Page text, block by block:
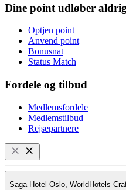
Dine point udløber aldrig
Optjen point
Anvend point
Bonusnat
Status Match
Fordele og tilbud
Medlemsfordele
Medlemstilbud
Rejsepartnere
Saga Hotel Oslo, WorldHotels